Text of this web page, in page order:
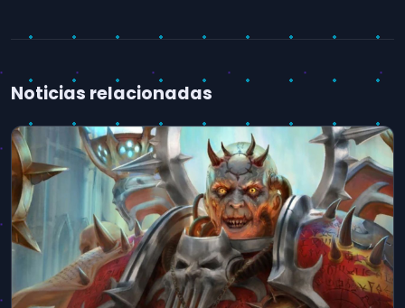
Noticias relacionadas